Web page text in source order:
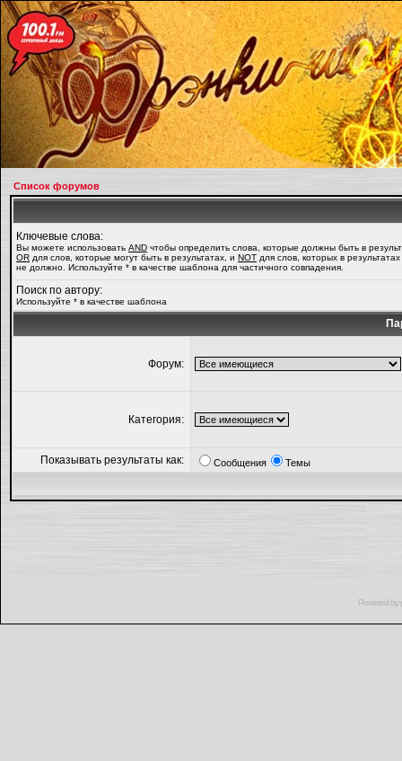
Список форумов
Ключевые слова:
Вы можете использовать AND чтобы определить слова, которые должны быть в
OR для слов, которые могут быть в результатах, и NOT для слов, которых в
не должно. Используйте * в качестве шаблона для частичного совпадения.
Поиск по автору:
Используйте * в качестве шаблона
Форум:
Категория:
Показывать результаты как: Сообщения Темы
Powered by